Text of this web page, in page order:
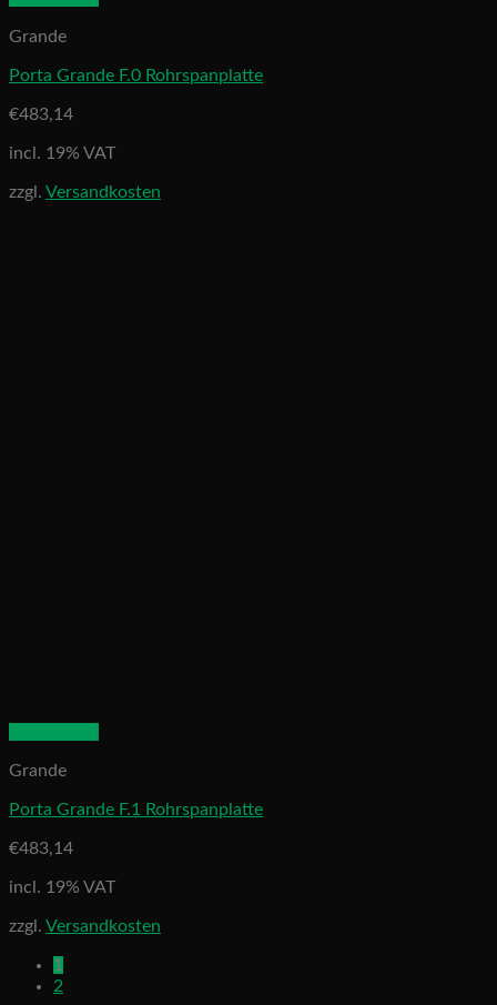
Grande
Porta Grande F.0 Rohrspanplatte
€483,14
incl. 19% VAT
zzgl. Versandkosten
Grande
Porta Grande F.1 Rohrspanplatte
€483,14
incl. 19% VAT
zzgl. Versandkosten
1
2